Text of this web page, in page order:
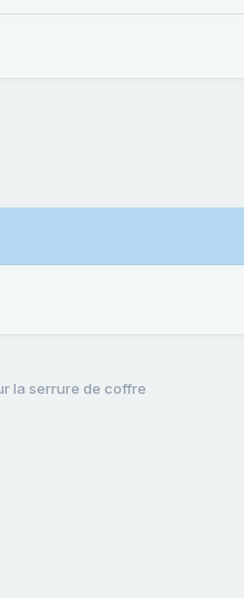
la serrure de coffre